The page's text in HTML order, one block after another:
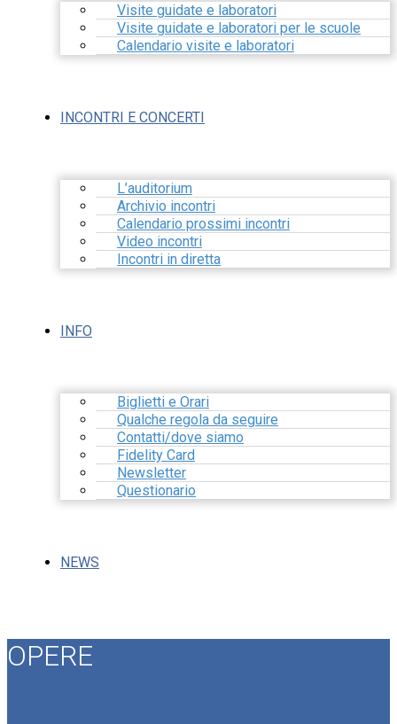
Visite guidate e laboratori
Visite guidate e laboratori per le scuole
Calendario visite e laboratori
INCONTRI E CONCERTI
L’auditorium
Archivio incontri
Calendario prossimi incontri
Video incontri
Incontri in diretta
INFO
Biglietti e Orari
Qualche regola da seguire
Contatti/dove siamo
Fidelity Card
Newsletter
Questionario
NEWS
OPERE